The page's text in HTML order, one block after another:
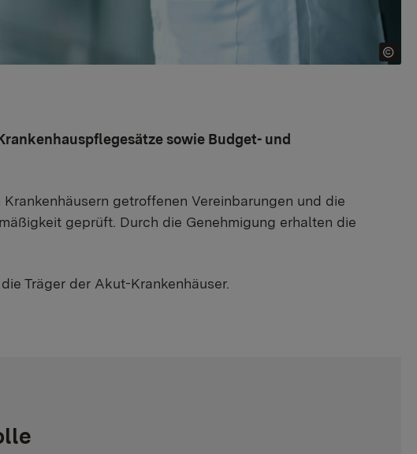
sowie Budget- und
getroffenen Vereinbarungen und die
geprüft. Durch die Genehmigung erhalten die
Träger der Akut-Krankenhäuser.